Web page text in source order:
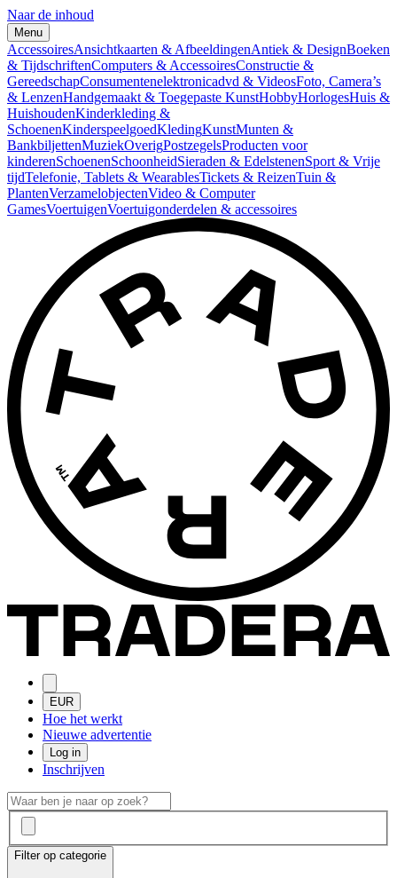
Naar de inhoud
Menu
AccessoiresAnsichtkaarten & AfbeeldingenAntiek & DesignBoeken
& TijdschriftenComputers & AccessoiresConstructie &
GereedschapConsumentenelektronicadvd & VideosFoto, Camera’s
& LenzenHandgemaakt & Toegepaste KunstHobbyHorlogesHuis &
HuishoudenKinderkleding &
SchoenenKinderspeelgoedKledingKunstMunten &
BankbiljettenMuziekOverigPostzegelsProducten voor
kinderenSchoenenSchoonheidSieraden & EdelstenenSport & Vrije
tijdTelefonie, Tablets & WearablesTickets & ReizenTuin &
PlantenVerzamelobjectenVideo & Computer
GamesVoertuigenVoertuigonderdelen & accessoires
EUR
Hoe het werkt
Nieuwe advertentie
Log in
Inschrijven
Filter op categorie